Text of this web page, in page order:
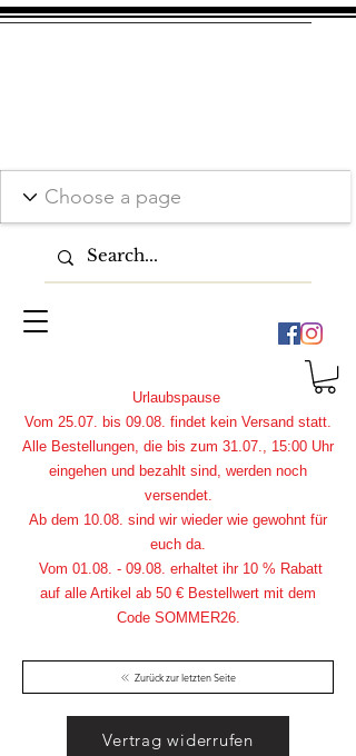
Zurück zur letzten Seite
Urlaubspause
Vom 25.07. bis 09.08. findet kein Versand statt.
Alle Bestellungen, die bis zum 31.07., 15:00 Uhr
eingehen und bezahlt sind, werden noch
versendet.
Ab dem 10.08. sind wir wieder wie gewohnt für
euch da.
Vom 01.08. - 09.08. erhaltet ihr 10 % Rabatt
auf alle Artikel ab 50 € Bestellwert mit dem
Code SOMMER26.
Vertrag widerrufen